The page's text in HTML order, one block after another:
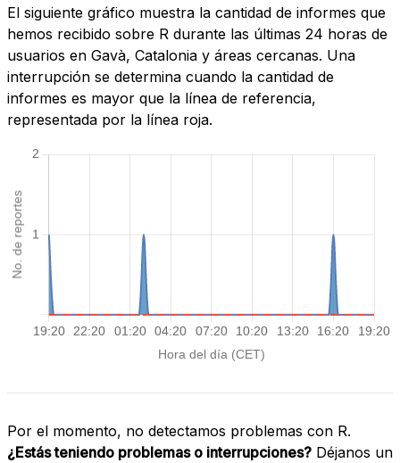
El siguiente gráfico muestra la cantidad de informes que
hemos recibido sobre R durante las últimas 24 horas de
usuarios en Gavà, Catalonia y áreas cercanas. Una
interrupción se determina cuando la cantidad de
informes es mayor que la línea de referencia,
representada por la línea roja.
Por el momento, no detectamos problemas con R.
¿Estás teniendo problemas o interrupciones? Déjanos un